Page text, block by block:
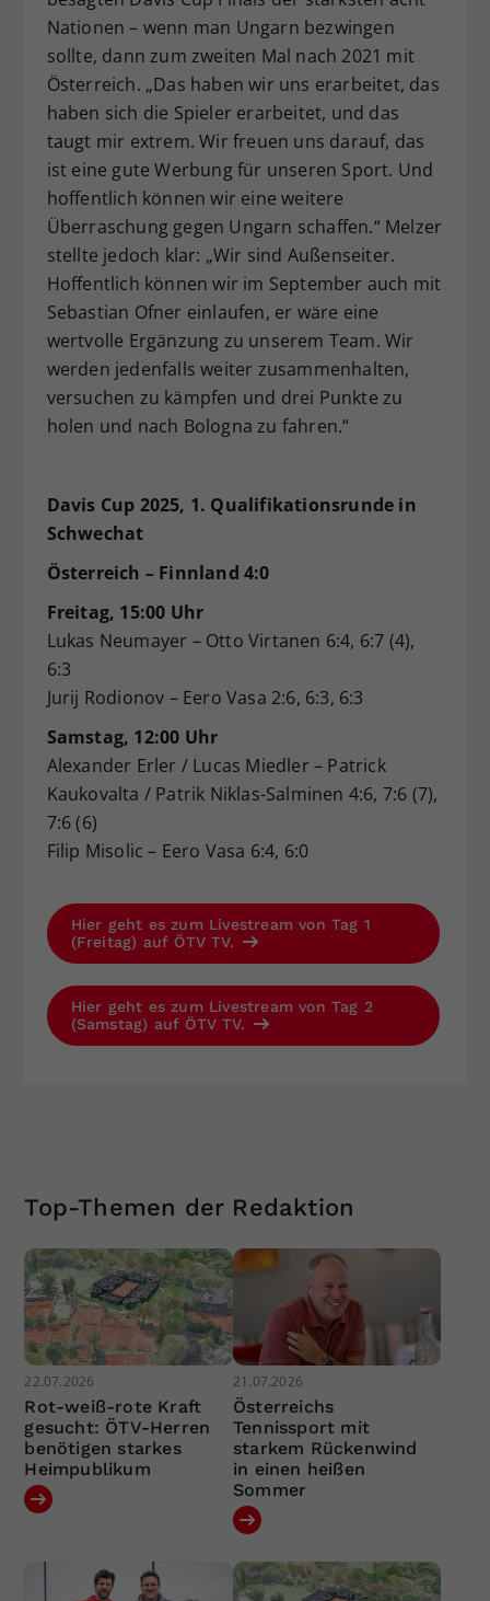
Nationen – wenn man Ungarn bezwingen
sollte, dann zum zweiten Mal nach 2021 mit
Österreich. „Das haben wir uns erarbeitet, das
haben sich die Spieler erarbeitet, und das
taugt mir extrem. Wir freuen uns darauf, das
ist eine gute Werbung für unseren Sport. Und
hoffentlich können wir eine weitere
Überraschung gegen Ungarn schaffen.“ Melzer
stellte jedoch klar: „Wir sind Außenseiter.
Hoffentlich können wir im September auch mit
Sebastian Ofner einlaufen, er wäre eine
wertvolle Ergänzung zu unserem Team. Wir
werden jedenfalls weiter zusammenhalten,
versuchen zu kämpfen und drei Punkte zu
holen und nach Bologna zu fahren.“
Davis Cup 2025, 1. Qualifikationsrunde in
Schwechat
Österreich – Finnland 4:0
Freitag, 15:00 Uhr
Lukas Neumayer – Otto Virtanen 6:4, 6:7 (4),
6:3
Jurij Rodionov – Eero Vasa 2:6, 6:3, 6:3
Samstag, 12:00 Uhr
Alexander Erler / Lucas Miedler – Patrick
Kaukovalta / Patrik Niklas-Salminen 4:6, 7:6 (7),
7:6 (6)
Filip Misolic – Eero Vasa 6:4, 6:0
Hier geht es zum Livestream von Tag 1
(Freitag) auf ÖTV TV.
Hier geht es zum Livestream von Tag 2
(Samstag) auf ÖTV TV.
Top-Themen der Redaktion
22.07.2026
Rot-weiß-rote Kraft
gesucht: ÖTV-Herren
benötigen starkes
Heimpublikum
21.07.2026
Österreichs
Tennissport mit
starkem Rückenwind
in einen heißen
Sommer